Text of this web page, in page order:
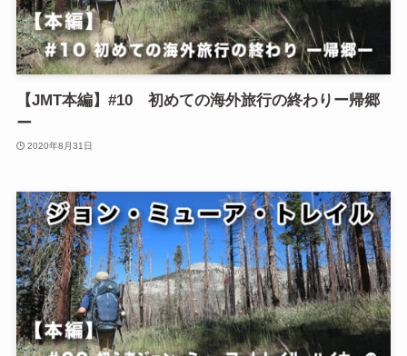
【JMT本編】#10 初めての海外旅行の終わりー帰郷
ー
2020年8月31日